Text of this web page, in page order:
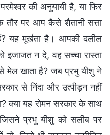
की अनुयायी है, या फिर
तौर पर आप कैसे शैतानी सत्ता
यह मूर्खता है। आपकी दलील
इजाजत न दे, वह सच्चा रास्ता
मेल खाता है? जब प्रभु यीशु ने
से निंदा और उत्पीड़न नहीं
क्या यह रोमन सरकार के साथ
जिसने प्रभु यीशु को सलीब पर